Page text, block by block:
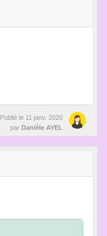
Publié le 11 janv. 2020
par Danièle AYEL